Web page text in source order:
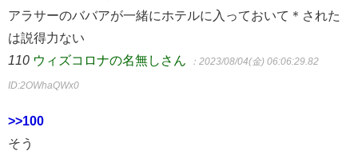
アラサーのババアが一緒にホテルに入っておいて＊された
は説得力ない
110 ウィズコロナの名無しさん ：2023/08/04(金) 06:06:29.82
ID:2OWhaQWx0
>>100
そう